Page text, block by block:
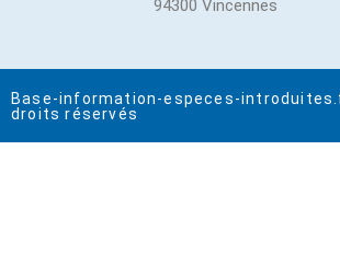
94300 Vincennes
Base-information-especes-
droits réservés